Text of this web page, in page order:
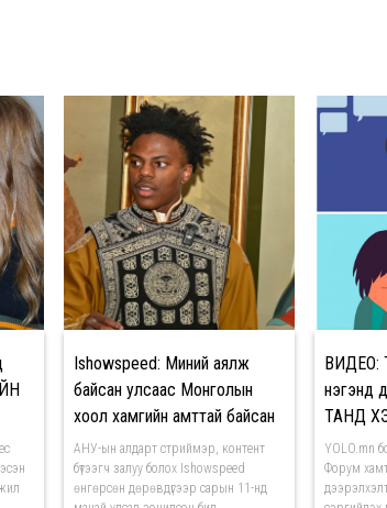
Ishowspeed: Миний аялж
байсан улсаас Монголын
хоол хамгийн амттай байсан
АНУ-ын алдарт стриймэр, контент
бүтээгч залуу болох Ishowspeed
өнгөрсөн дөрөвдүгээр сарын 11-нд
ВИДЕО:
нэгэнд
ТАНД
биш
YOLO.mn
Форум